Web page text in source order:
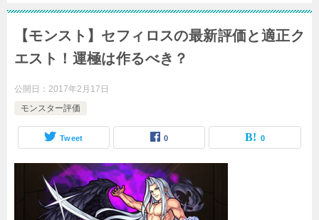
【モンスト】セフィロスの最新評価と適正ク
エスト！運極は作るべき？
公開日： 2017年2月17日
モンスター評価
Tweet 0 0